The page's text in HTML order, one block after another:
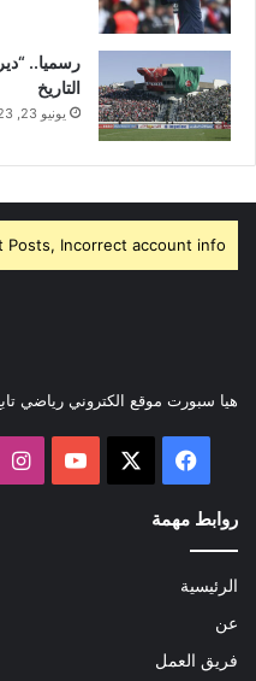
رسميا..
التاريخ
يونيو 23, 2023
Posts, Incorrect account info.
هيا سبورت موقع الكتروني رياضي
فيسبوك
روابط مهمة
الرئيسية
عن
فريق العمل